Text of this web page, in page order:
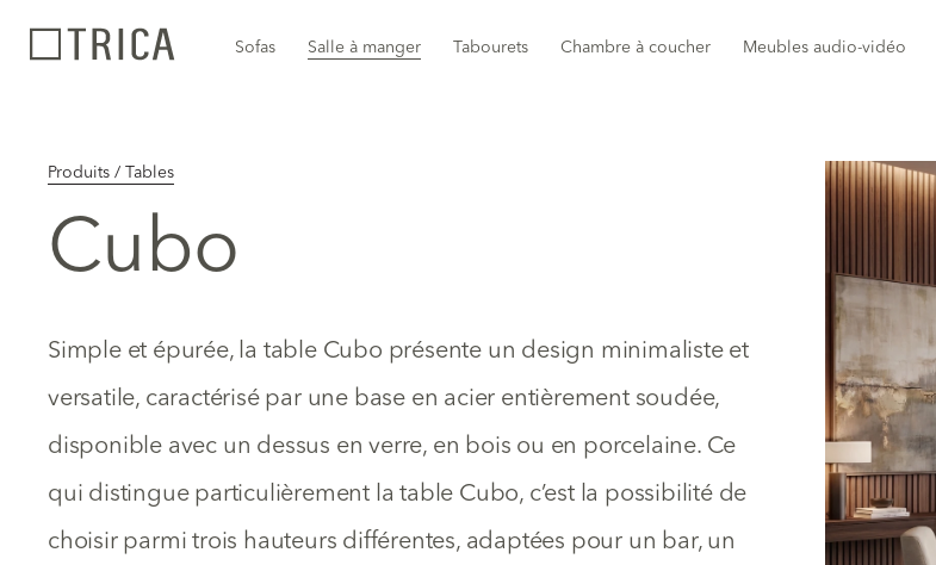
Sofas Salle à manger Tabourets Chambre à coucher Meubles audio-vidéo
Produits / Tables
Cubo
Simple et épurée, la table Cubo présente un design minimaliste et
versatile, caractérisé par une base en acier entièrement soudée,
disponible avec un dessus en verre, en bois ou en porcelaine. Ce
qui distingue particulièrement la table Cubo, c’est la possibilité de
choisir parmi trois hauteurs différentes, adaptées pour un bar, un